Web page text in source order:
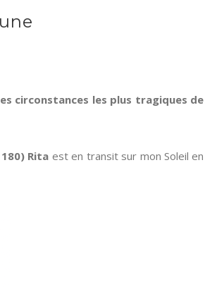
circonstances les plus tragiques de
Rita est en transit sur mon Soleil en